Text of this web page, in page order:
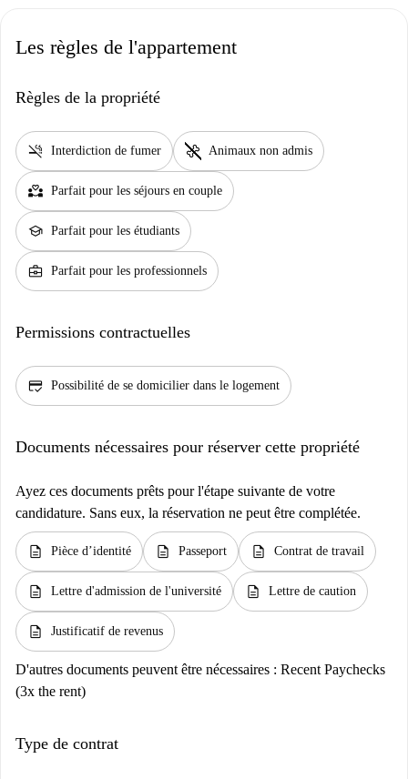
Les règles de l'appartement
Règles de la propriété
smoke_free Interdiction de fumer pet_supplies Animaux non admis
partner_heart Parfait pour les séjours en couple
school Parfait pour les étudiants
business_center Parfait pour les professionnels
Permissions contractuelles
credit_score Possibilité de se domicilier dans le logement
Documents nécessaires pour réserver cette propriété
Ayez ces documents prêts pour l'étape suivante de votre
candidature. Sans eux, la réservation ne peut être complétée.
description Pièce d’identité description Passeport description Contrat de travail
description Lettre d'admission de l'université description Lettre de caution
description Justificatif de revenus
D'autres documents peuvent être nécessaires : Recent Paychecks
(3x the rent)
Type de contrat